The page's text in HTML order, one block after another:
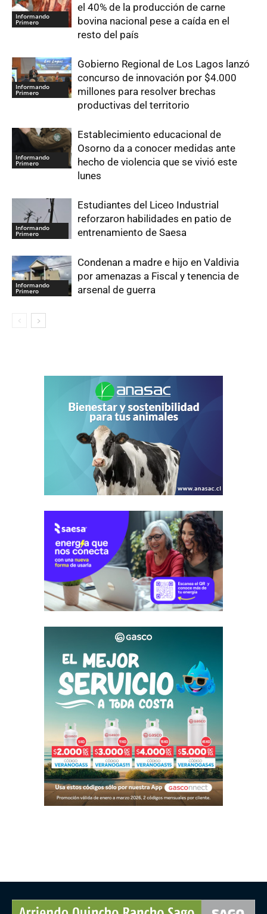
Informando
Primero
el 40% de la producción de carne
bovina nacional pese a caída en el
resto del país
Informando
Primero
Gobierno Regional de Los Lagos lanzó
concurso de innovación por $4.000
millones para resolver brechas
productivas del territorio
Informando
Primero
Establecimiento educacional de
Osorno da a conocer medidas ante
hecho de violencia que se vivió este
lunes
Informando
Primero
Estudiantes del Liceo Industrial
reforzaron habilidades en patio de
entrenamiento de Saesa
Informando
Primero
Condenan a madre e hijo en Valdivia
por amenazas a Fiscal y tenencia de
arsenal de guerra